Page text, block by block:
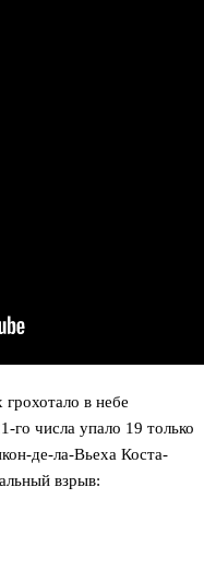
в небе
го числа упало 19 только
де-ла-Вьеха Коста-
взрыв: